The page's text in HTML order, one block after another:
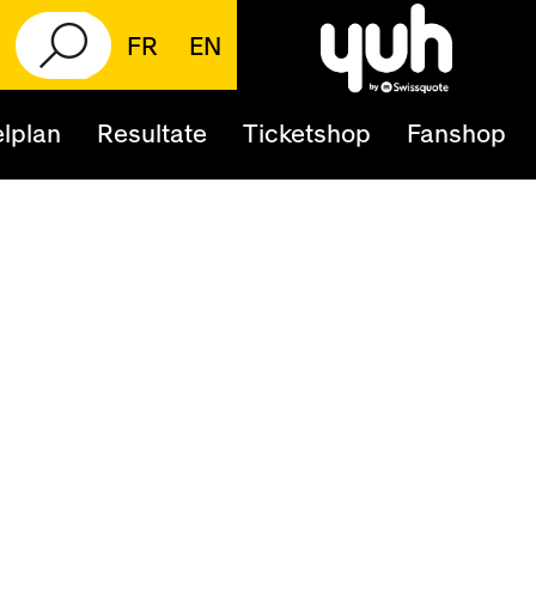
FR EN
Resultate Ticketshop Fanshop